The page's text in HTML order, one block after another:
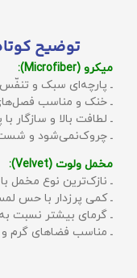
توضیح
میکرو (Microfiber):
ـ پارچه‌ای سبک و
ـ خنک و مناسب
ـ لطافت بالا و
ـ چروک‌نمی‌شود و
مخمل ولوت (Velvet):
ـ نازک‌ترین نوع مخمل
ـ کمی پرزدار با حس
ـ گرمای بیشتر نسبت
ـ مناسب فضاهای گرم